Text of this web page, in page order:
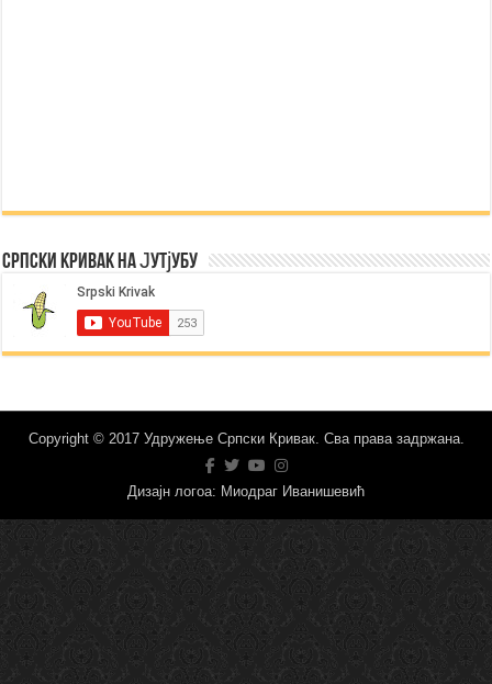
Српски Кривак на Јутјубу
Copyright © 2017 Удружење Српски Кривак. Сва права задржана.
Дизајн логоа: Миодраг Иванишевић